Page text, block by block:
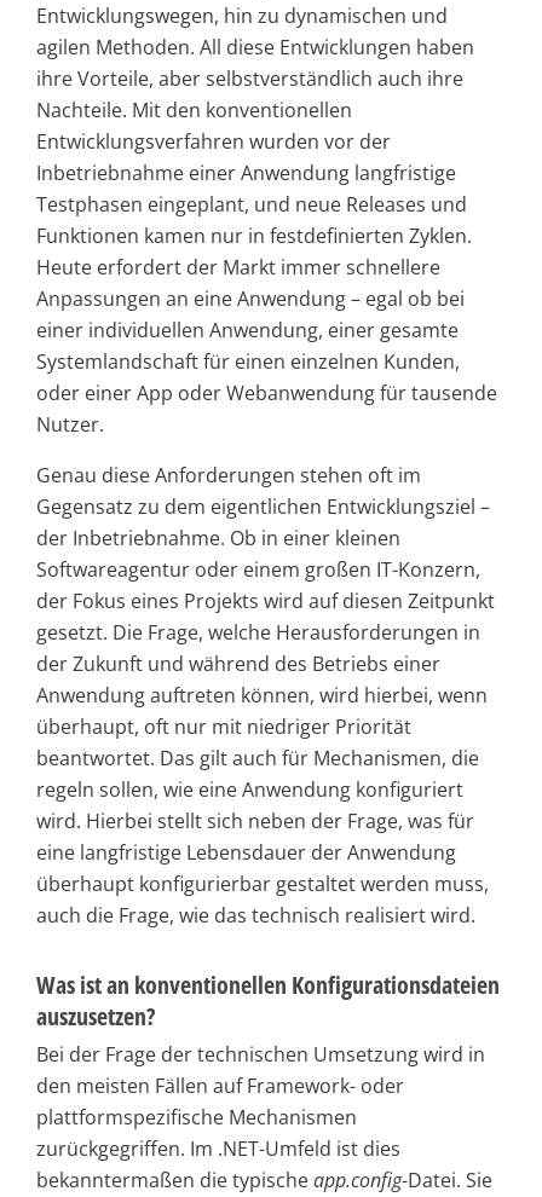
Entwicklungswegen, hin zu dynamischen und
agilen Methoden. All diese Entwicklungen haben
ihre Vorteile, aber selbstverständlich auch ihre
Nachteile. Mit den konventionellen
Entwicklungsverfahren wurden vor der
Inbetriebnahme einer Anwendung langfristige
Testphasen eingeplant, und neue Releases und
Funktionen kamen nur in festdefinierten Zyklen.
Heute erfordert der Markt immer schnellere
Anpassungen an eine Anwendung – egal ob bei
einer individuellen Anwendung, einer gesamte
Systemlandschaft für einen einzelnen Kunden,
oder einer App oder Webanwendung für tausende
Nutzer.
Genau diese Anforderungen stehen oft im
Gegensatz zu dem eigentlichen Entwicklungsziel –
der Inbetriebnahme. Ob in einer kleinen
Softwareagentur oder einem großen IT-Konzern,
der Fokus eines Projekts wird auf diesen Zeitpunkt
gesetzt. Die Frage, welche Herausforderungen in
der Zukunft und während des Betriebs einer
Anwendung auftreten können, wird hierbei, wenn
überhaupt, oft nur mit niedriger Priorität
beantwortet. Das gilt auch für Mechanismen, die
regeln sollen, wie eine Anwendung konfiguriert
wird. Hierbei stellt sich neben der Frage, was für
eine langfristige Lebensdauer der Anwendung
überhaupt konfigurierbar gestaltet werden muss,
auch die Frage, wie das technisch realisiert wird.
Was ist an konventionellen Konfigurationsdateien
auszusetzen?
Bei der Frage der technischen Umsetzung wird in
den meisten Fällen auf Framework- oder
plattformspezifische Mechanismen
zurückgegriffen. Im .NET-Umfeld ist dies
bekanntermaßen die typischeapp.config-Datei. Sie